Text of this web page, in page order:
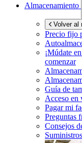
Almacenamiento
Volver al
Precio fijo
¡Múdate
comenzar
Guía de
Acceso en
Pagar mi
Preguntas
Consejos